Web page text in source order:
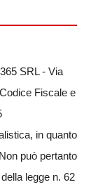
SRL - Via
Fiscale e
in quanto
può pertanto
legge n. 62